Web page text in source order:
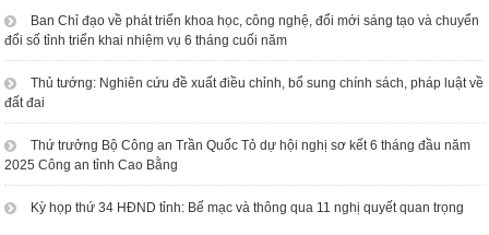
Ban Chỉ đạo về phát triển khoa học, công nghệ, đổi mới sáng tạo và chuyển
đổi số tỉnh triển khai nhiệm vụ 6 tháng cuối năm
Thủ tướng: Nghiên cứu đề xuất điều chỉnh, bổ sung chính sách, pháp luật về
đất đai
Thứ trưởng Bộ Công an Trần Quốc Tỏ dự hội nghị sơ kết 6 tháng đầu năm
2025 Công an tỉnh Cao Bằng
Kỳ họp thứ 34 HĐND tỉnh: Bế mạc và thông qua 11 nghị quyết quan trọng